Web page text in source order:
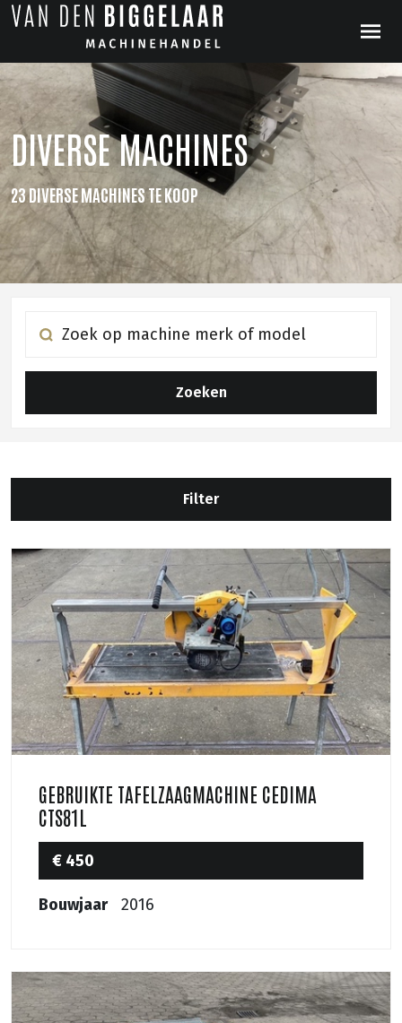
DIVERSE MACHINES
23 DIVERSE MACHINES TE KOOP
Filter
GEBRUIKTE TAFELZAAGMACHINE CEDIMA
CTS81L
€ 450
Bouwjaar 2016